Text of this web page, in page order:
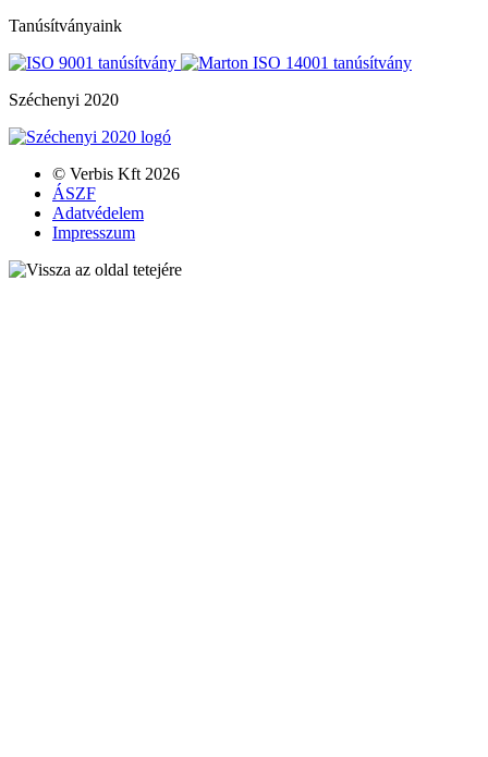
Tanúsítványaink
Széchenyi 2020
© Verbis Kft 2026
ÁSZF
Adatvédelem
Impresszum